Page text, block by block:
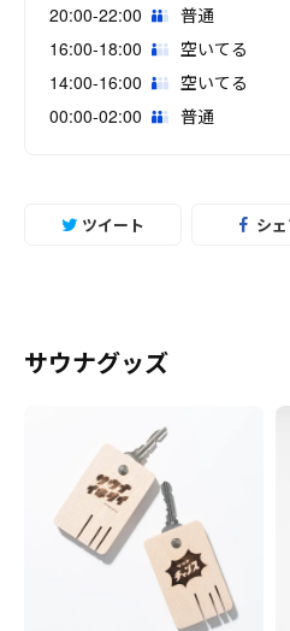
20:00-22:00
普通
16:00-18:00
空いてる
14:00-16:00
空いてる
00:00-02:00
普通
ツイート シ
サウナグッズ